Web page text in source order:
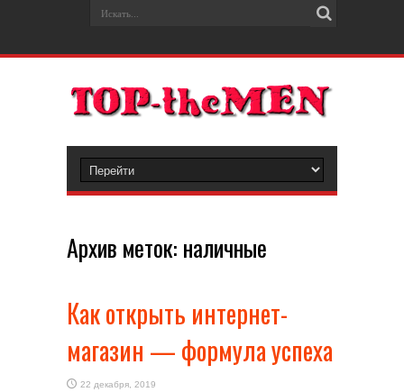
Архив меток: наличные
Как открыть интернет-
магазин — формула успеха
22 декабря, 2019